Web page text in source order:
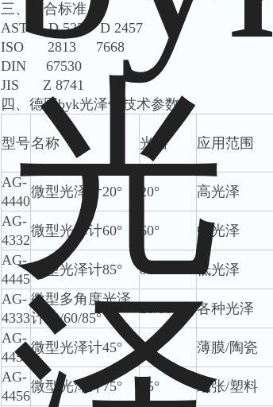
三、符合标准：
ASTM D 523 D 2457
ISO 2813 7668
DIN 67530
JIS Z 8741
四、德国byk光泽仪技术参数：
型号名称 光路 应用范围
AG-
4440
微型光泽计20° 20° 高光泽
AG-
4332
微型光泽计60° 60° 中光泽
AG-
4445
微型光泽计85° 85° 低光泽
AG-
4333
微型多角度光泽
计20/60/85°
20/60/85°各种光泽
AG-
4454
微型光泽计45° 45° 薄膜/陶瓷
AG-
4456
微型光泽计75° 75° 纸张/塑料